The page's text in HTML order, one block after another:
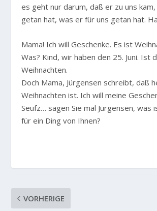
es geht nur darum, daß er zu uns
getan hat, was er für uns getan hat.
Mama! Ich will Geschenke. Es ist
Was? Kind, wir haben den 25. Juni. Ist
Weihnachten.
Doch Mama, Jürgensen schreibt, daß
Weihnachten ist. Ich will meine
Seufz… sagen Sie mal Jürgensen, was
für ein Ding von Ihnen?
VORHERIGE